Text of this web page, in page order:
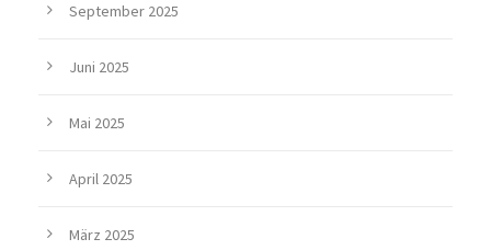
September 2025
Juni 2025
Mai 2025
April 2025
März 2025